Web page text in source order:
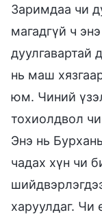
Заримдаа чи
магадгүй ч
дуулгавартай
нь маш
юм. Чиний
тохиолдвол
Энэ нь
чадах хүн чи
харуулдаг. Чи